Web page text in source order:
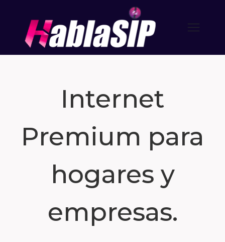
Internet
Premium para
hogares y
empresas.